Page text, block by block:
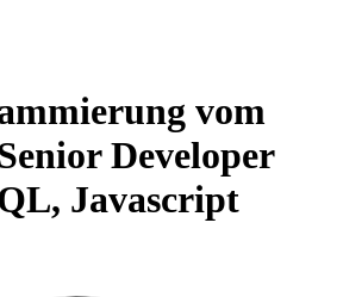
vom
Developer
Javascript